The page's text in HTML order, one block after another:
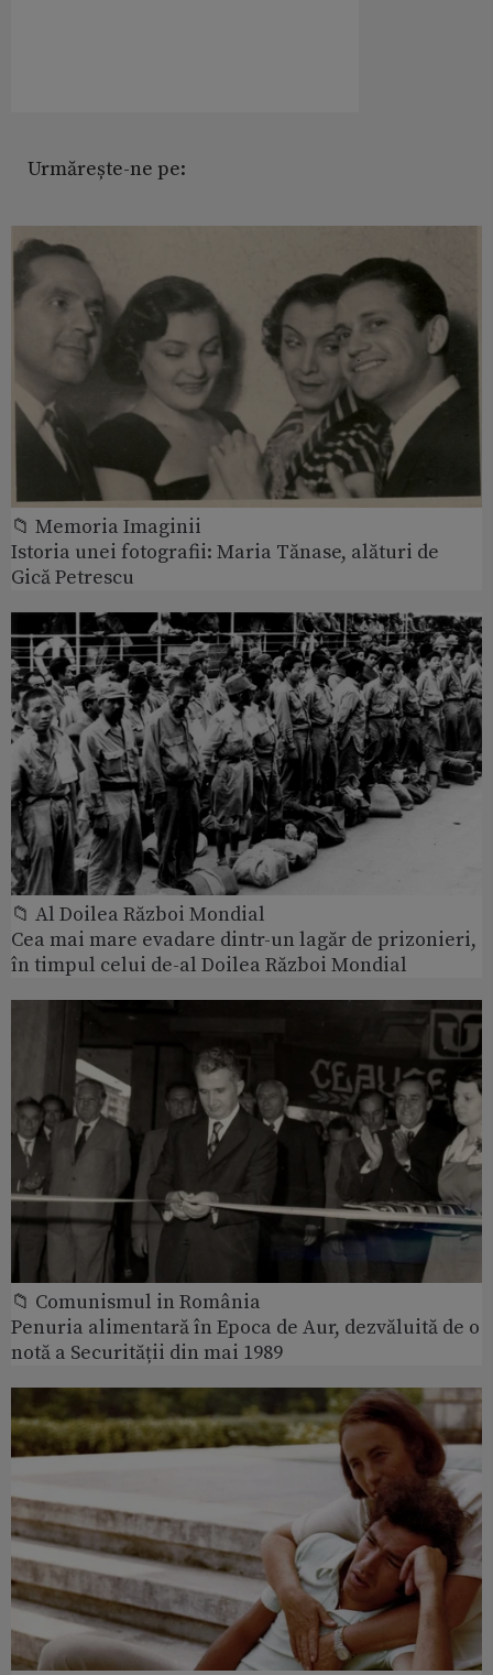
Urmărește-ne pe:
📁 Memoria Imaginii
Istoria unei fotografii: Maria Tănase, alături de
Gică Petrescu
📁 Al Doilea Război Mondial
Cea mai mare evadare dintr-un lagăr de prizonieri,
în timpul celui de-al Doilea Război Mondial
📁 Comunismul in România
Penuria alimentară în Epoca de Aur, dezvăluită de o
notă a Securității din mai 1989